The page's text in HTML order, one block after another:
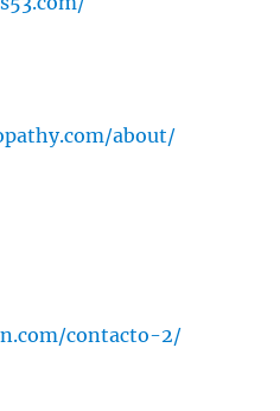
about/
contacto-2/